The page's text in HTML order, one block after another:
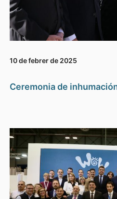
10 de febrer de 2025
Ceremonia de